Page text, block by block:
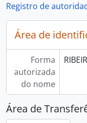
Registro de
Área de
Forma
autorizada
do nome
Área de